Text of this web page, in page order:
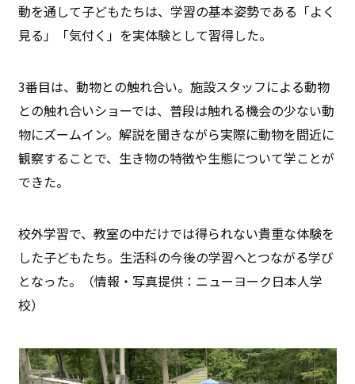
動を通して子どもたちは、学習の基本姿勢である「よく
見る」「気付く」を実体験として習得した。
3番目は、動物との触れ合い。施設スタッフによる動物
との触れ合いショーでは、普段は触れる機会の少ない動
物にズームイン。解説を聞きながら実際に動物を間近に
観察することで、生き物の特徴や生態について学ことが
できた。
校外学習で、教室の中だけでは得られない貴重な体験を
した子どもたち。生活科の今後の学習へとつながる学び
となった。（情報・写真提供：ニューヨーク日本人学
校）